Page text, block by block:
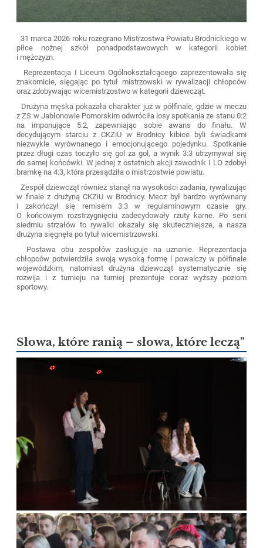
31 marca 2026 roku rozegrano Mistrzostwa Powiatu Brodnickiego w
piłce nożnej szkół ponadpodstawowych w kategorii kobiet
i mężczyzn.
Reprezentacja I Liceum Ogólnokształcącego zaprezentowała się
znakomicie, sięgając po tytuł mistrzowski w rywalizacji chłopców
oraz zdobywając wicemistrzostwo w kategorii dziewcząt.
Drużyna męska pokazała charakter już w półfinale, gdzie w meczu
z ZS w Jabłonowie Pomorskim odwróciła losy spotkania ze stanu 0:2
na imponujące 5:2, zapewniając sobie awans do finału. W
decydującym starciu z CKZiU w Brodnicy kibice byli świadkami
niezwykle wyrównanego i emocjonującego pojedynku. Spotkanie
przez długi czas toczyło się gol za gol, a wynik 3:3 utrzymywał się
do samej końcówki. W jednej z ostatnich akcji zawodnik I LO zdobył
bramkę na 4:3, która przesądziła o mistrzostwie powiatu.
Zespół dziewcząt również stanął na wysokości zadania, rywalizując
w finale z drużyną CKZiU w Brodnicy. Mecz był bardzo wyrównany
i zakończył się remisem 3:3 w regulaminowym czasie gry.
O końcowym rozstrzygnięciu zadecydowały rzuty karne. Po serii
siedmiu strzałów to rywalki okazały się skuteczniejsze, a nasza
drużyna sięgnęła po tytuł wicemistrzowski.
Postawa obu zespołów zasługuje na uznanie. Reprezentacja
chłopców potwierdziła swoją wysoką formę i powalczy w półfinale
wojewódzkim, natomiast drużyna dziewcząt systematycznie się
rozwija i z turnieju na turniej prezentuje coraz wyższy poziom
sportowy.
Słowa, które ranią – słowa, które leczą"